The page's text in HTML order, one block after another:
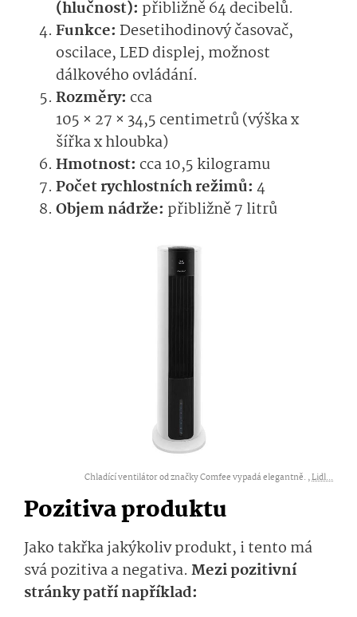
(hlučnost): přibližně 64 decibelů.
Funkce: Desetihodinový časovač,
oscilace, LED displej, možnost
dálkového ovládání.
Rozměry: cca
105 × 27 × 34­,5 centimetrů (výška x
šířka x hloubka)
Hmotnost: cca 10,5 kilogramu
Počet rychlostních režimů: 4
Objem nádrže: přibližně 7 litrů
Chladící ventilátor od značky Comfee vypadá elegantně. ,Lidl...
Pozitiva produktu
Jako takřka jakýkoliv produkt, i tento má
svá pozitiva a negativa. Mezi pozitivní
stránky patří například: